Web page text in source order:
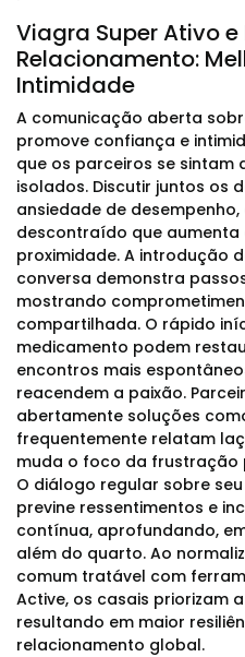
Viagra Super Ativo
Relacionamento:
Intimidade
A comunicação aberta
promove confiança e
que os parceiros se sintam
isolados. Discutir juntos os
ansiedade de
descontraído que
proximidade. A introdução
conversa demonstra
mostrando
compartilhada. O rápido
medicamento podem
encontros mais
reacendem a paixão.
abertamente soluções
frequentemente relatam
muda o foco da frustração
O diálogo regular sobre
previne ressentimentos e
contínua, aprofundando,
além do quarto. Ao
comum tratável com
Active, os casais priorizam
resultando em maior
relacionamento global.